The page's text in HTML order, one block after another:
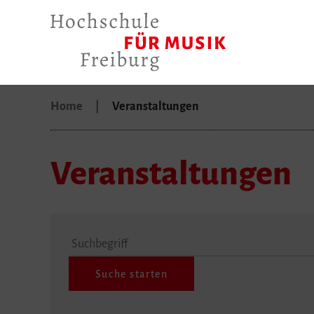
Home Veranstaltungen
Veranstaltungen
Suchbegriff